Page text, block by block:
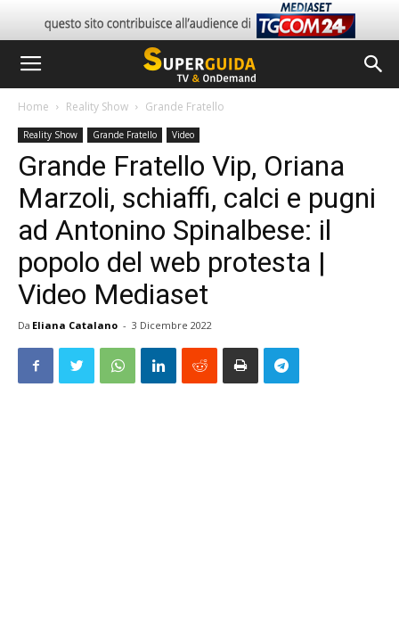
Home Reality Show Grande Fratello
Reality Show Grande Fratello Video
Grande Fratello Vip, Oriana
Marzoli, schiaffi, calci e pugni
ad Antonino Spinalbese: il
popolo del web protesta |
Video Mediaset
Da Eliana Catalano - 3 Dicembre 2022